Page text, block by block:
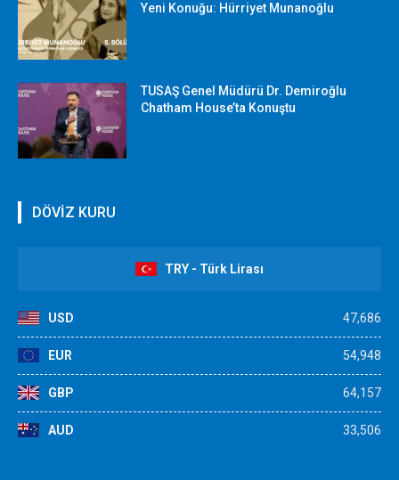
Yeni Konuğu: Hürriyet Munanoğlu
TUSAŞ Genel Müdürü Dr. Demiroğlu
Chatham House’ta Konuştu
DÖVİZ KURU
TRY - Türk Lirası
USD 47,686
EUR 54,948
GBP 64,157
AUD 33,506